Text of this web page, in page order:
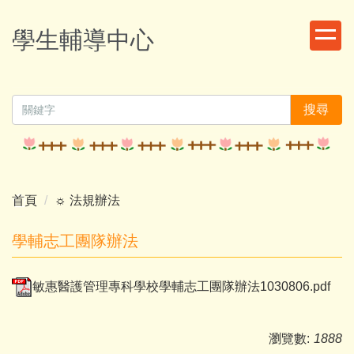
到
主
區
學生輔導中心
搜尋
首頁 ☼ 法規辦法
學輔志工團隊辦法
敏惠醫護管理專科學校學輔志工團隊辦法1030806.pdf
瀏覽數: 1888